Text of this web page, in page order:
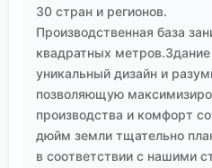
30 стран и регионов.
Производственная база
квадратных
уникальный дизайн и
позволяющую
производства и комфорт
дюйм земли тщательно
в соответствии с нашими